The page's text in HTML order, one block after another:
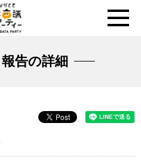
告の詳細